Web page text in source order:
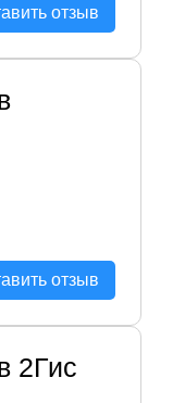
отзыв
отзыв
2Гис